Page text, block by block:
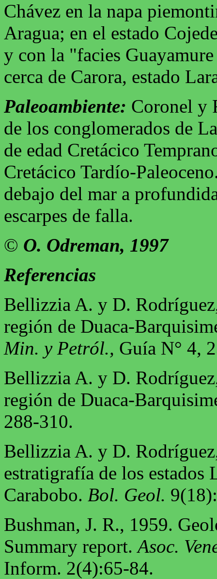
Chávez en la napa
Aragua; en el estado
y con la "facies
cerca de Carora, estado
Paleoambiente: Coronel y
de los conglomerados de
de edad Cretácico
Cretácico Tardío-
debajo del mar a
escarpes de falla.
© O. Odreman, 1997
Referencias
Bellizzia A. y D.
región de Duaca-
Min. y Petról., Guía N° 4,
Bellizzia A. y D.
región de Duaca-
288-310.
Bellizzia A. y D.
estratigrafía de los estados
Carabobo. Bol. Geol.
Bushman, J. R., 1959.
Summary report.Asoc.
Inform. 2(4):65-84.